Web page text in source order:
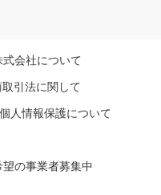
会社について
引法に関して
個人情報保護について
の事業者募集中